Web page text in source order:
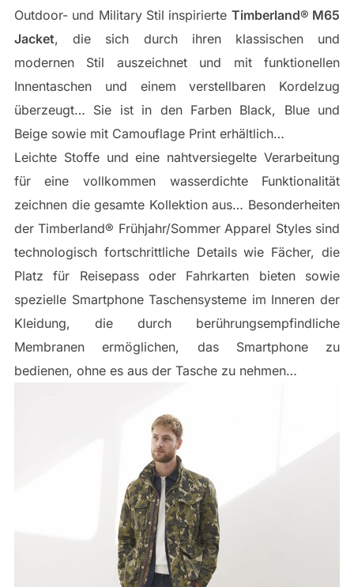
Outdoor- und Military Stil inspirierte Timberland® M65
Jacket, die sich durch ihren klassischen und
modernen Stil auszeichnet und mit funktionellen
Innentaschen und einem verstellbaren Kordelzug
überzeugt… Sie ist in den Farben Black, Blue und
Beige sowie mit Camouflage Print erhältlich…
Leichte Stoffe und eine nahtversiegelte Verarbeitung
für eine vollkommen wasserdichte Funktionalität
zeichnen die gesamte Kollektion aus… Besonderheiten
der Timberland® Frühjahr/Sommer Apparel Styles sind
technologisch fortschrittliche Details wie Fächer, die
Platz für Reisepass oder Fahrkarten bieten sowie
spezielle Smartphone Taschensysteme im Inneren der
Kleidung, die durch berührungsempfindliche
Membranen ermöglichen, das Smartphone zu
bedienen, ohne es aus der Tasche zu nehmen…